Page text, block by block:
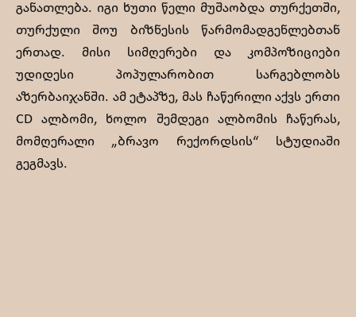
განათლება. იგი ხუთი წელი მუშაობდა თურქეთში,
თურქული შოუ ბიზნესის წარმომადგენლებთან
ერთად. მისი სიმღერები და კომპოზიციები
უდიდესი პოპულარობით სარგებლობს
აზერბაიჯანში. ამ ეტაპზე, მას ჩაწერილი აქვს ერთი
CD ალბომი, ხოლო შემდეგი ალბომის ჩაწერას,
მომღერალი „ბრავო რექორდსის“ სტუდიაში
გეგმავს.